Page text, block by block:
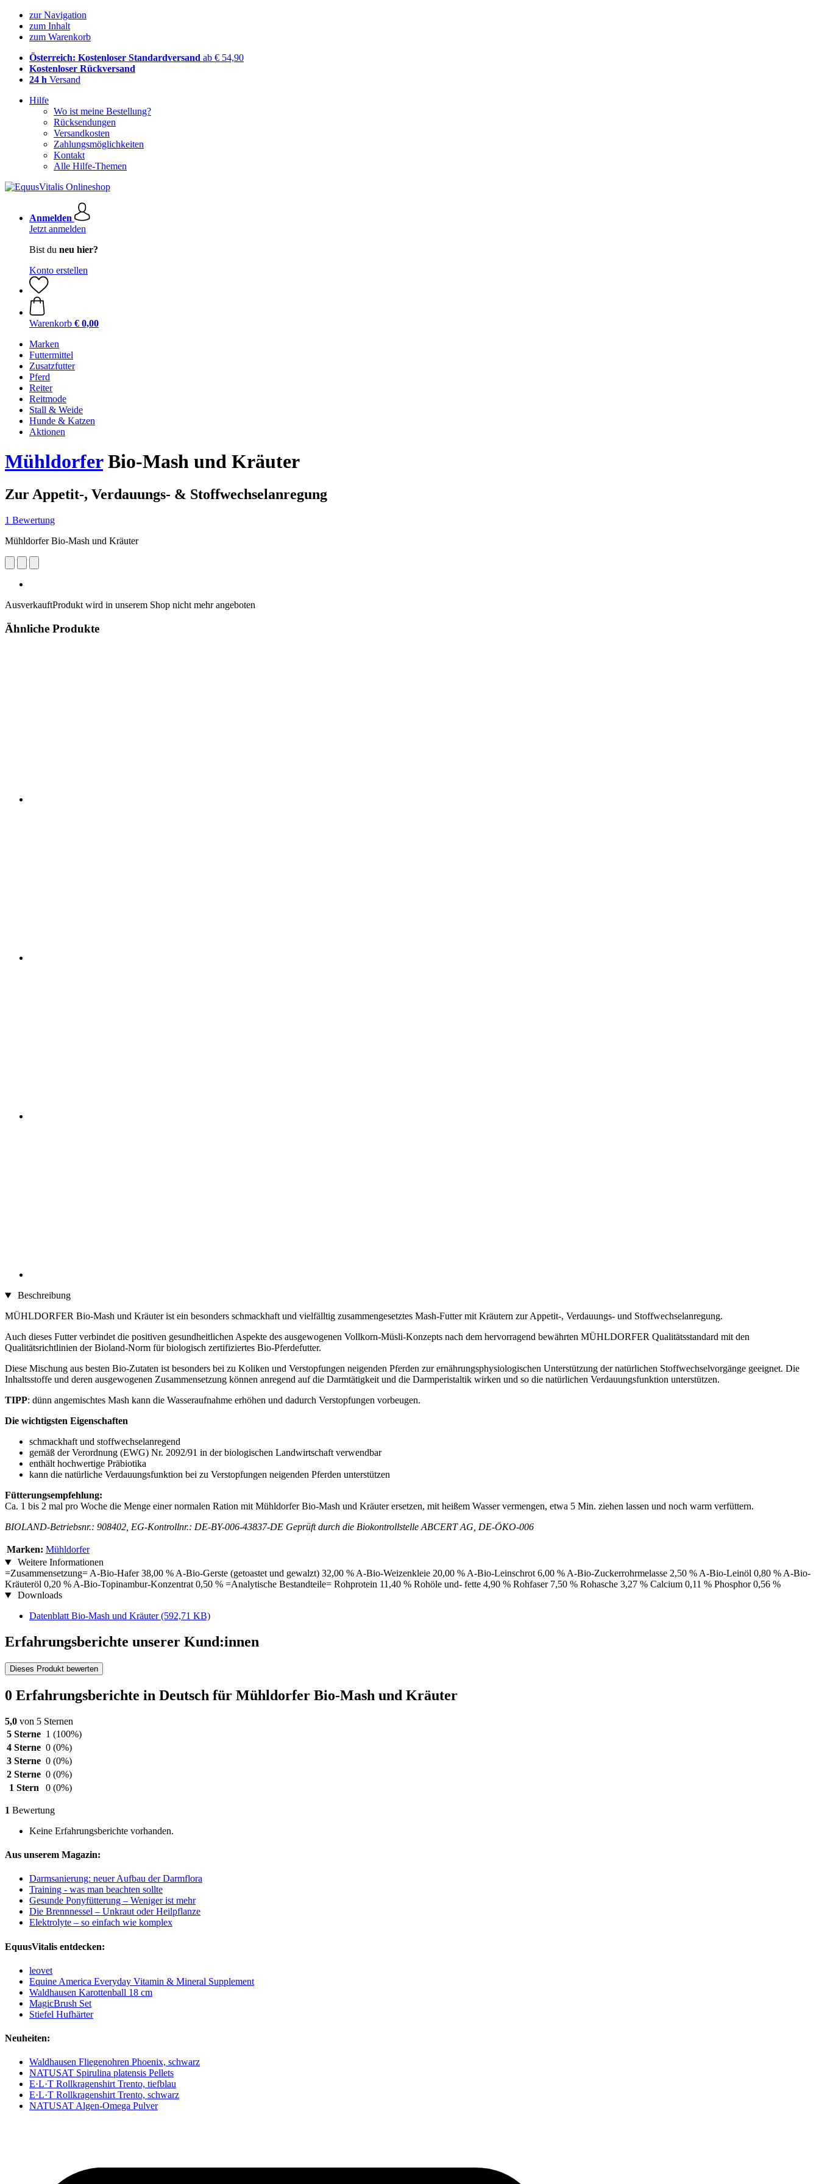
zur Navigation
zum Inhalt
zum Warenkorb
Österreich: Kostenloser Standardversand ab € 54,90
Kostenloser Rückversand
24 h Versand
Hilfe
Wo ist meine Bestellung?
Rücksendungen
Versandkosten
Zahlungsmöglichkeiten
Kontakt
Alle Hilfe-Themen
Anmelden
Jetzt anmelden
Bist du neu hier?
Konto erstellen
Warenkorb € 0,00
Marken
Futtermittel
Zusatzfutter
Pferd
Reiter
Reitmode
Stall & Weide
Hunde & Katzen
Aktionen
MühldorferBio-Mash und Kräuter
Zur Appetit-, Verdauungs- & Stoffwechselanregung
1 Bewertung
Mühldorfer Bio-Mash und Kräuter
AusverkauftProdukt wird in unserem Shop nicht mehr angeboten
Ähnliche Produkte
Beschreibung
MÜHLDORFER Bio-Mash und Kräuter ist ein besonders schmackhaft und vielfälltig zusammengesetztes Mash-Futter mit Kräutern zur Appetit-, Verdauungs- und Stoffwechselanregung.
Auch dieses Futter verbindet die positiven gesundheitlichen Aspekte des ausgewogenen Vollkorn-Müsli-Konzepts nach dem hervorragend bewährten MÜHLDORFER Qualitätsstandard mit den
Qualitätsrichtlinien der Bioland-Norm für biologisch zertifiziertes Bio-Pferdefutter.
Diese Mischung aus besten Bio-Zutaten ist besonders bei zu Koliken und Verstopfungen neigenden Pferden zur ernährungsphysiologischen Unterstützung der natürlichen Stoffwechselvorgänge geeignet. Die
Inhaltsstoffe und deren ausgewogenen Zusammensetzung können anregend auf die Darmtätigkeit und die Darmperistaltik wirken und so die natürlichen Verdauungsfunktion unterstützen.
TIPP: dünn angemischtes Mash kann die Wasseraufnahme erhöhen und dadurch Verstopfungen vorbeugen.
Die wichtigsten Eigenschaften
schmackhaft und stoffwechselanregend
gemäß der Verordnung (EWG) Nr. 2092/91 in der biologischen Landwirtschaft verwendbar
enthält hochwertige Präbiotika
kann die natürliche Verdauungsfunktion bei zu Verstopfungen neigenden Pferden unterstützen
Fütterungsempfehlung:
Ca. 1 bis 2 mal pro Woche die Menge einer normalen Ration mit Mühldorfer Bio-Mash und Kräuter ersetzen, mit heißem Wasser vermengen, etwa 5 Min. ziehen lassen und noch warm verfüttern.
BIOLAND-Betriebsnr.: 908402, EG-Kontrollnr.: DE-BY-006-43837-DE Geprüft durch die Biokontrollstelle ABCERT AG, DE-ÖKO-006
Marken: Mühldorfer
Weitere Informationen
=Zusammensetzung= A-Bio-Hafer 38,00 % A-Bio-Gerste (getoastet und gewalzt) 32,00 % A-Bio-Weizenkleie 20,00 % A-Bio-Leinschrot 6,00 % A-Bio-Zuckerrohrmelasse 2,50 % A-Bio-Leinöl 0,80 % A-Bio-
Kräuteröl 0,20 % A-Bio-Topinambur-Konzentrat 0,50 % =Analytische Bestandteile= Rohprotein 11,40 % Rohöle und- fette 4,90 % Rohfaser 7,50 % Rohasche 3,27 % Calcium 0,11 % Phosphor 0,56 %
Downloads
Datenblatt Bio-Mash und Kräuter(592,71 KB)
Erfahrungsberichte unserer Kund:innen
Dieses Produkt bewerten
0 Erfahrungsberichte in Deutsch für Mühldorfer Bio-Mash und Kräuter
5,0 von 5 Sternen
5 Sterne 1 (100%)
4 Sterne 0 (0%)
3 Sterne 0 (0%)
2 Sterne 0 (0%)
1 Stern
0 (0%)
1 Bewertung
Keine Erfahrungsberichte vorhanden.
Aus unserem Magazin:
Darmsanierung: neuer Aufbau der Darmflora
Training - was man beachten sollte
Gesunde Ponyfütterung – Weniger ist mehr
Die Brennnessel – Unkraut oder Heilpflanze
Elektrolyte – so einfach wie komplex
EquusVitalis entdecken:
leovet
Equine America Everyday Vitamin & Mineral Supplement
Waldhausen Karottenball 18 cm
MagicBrush Set
Stiefel Hufhärter
Neuheiten:
Waldhausen Fliegenohren Phoenix, schwarz
NATUSAT Spirulina platensis Pellets
E·L·T Rollkragenshirt Trento, tiefblau
E·L·T Rollkragenshirt Trento, schwarz
NATUSAT Algen-Omega Pulver